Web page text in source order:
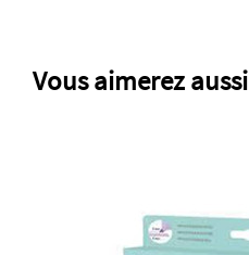
Vous aimerez aussi